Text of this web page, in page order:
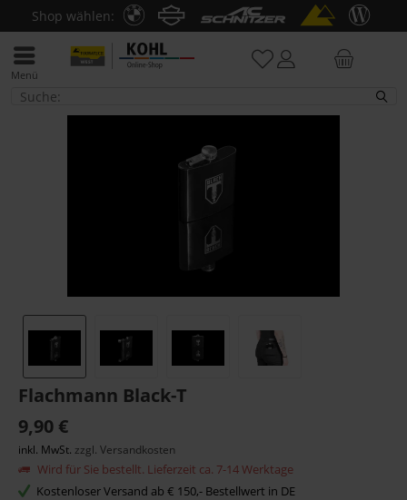
Shop wählen:
Menü
Lifestyle
Flachmann Black-T
9,90 €
inkl. MwSt. zzgl. Versandkosten
Wird für Sie bestellt. Lieferzeit ca. 7-14 Werktage
Kostenloser Versand ab € 150,- Bestellwert in DE